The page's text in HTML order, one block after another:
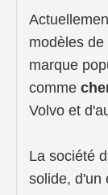
modèles
marque
comme
Volvo et
La société
solide, d'un